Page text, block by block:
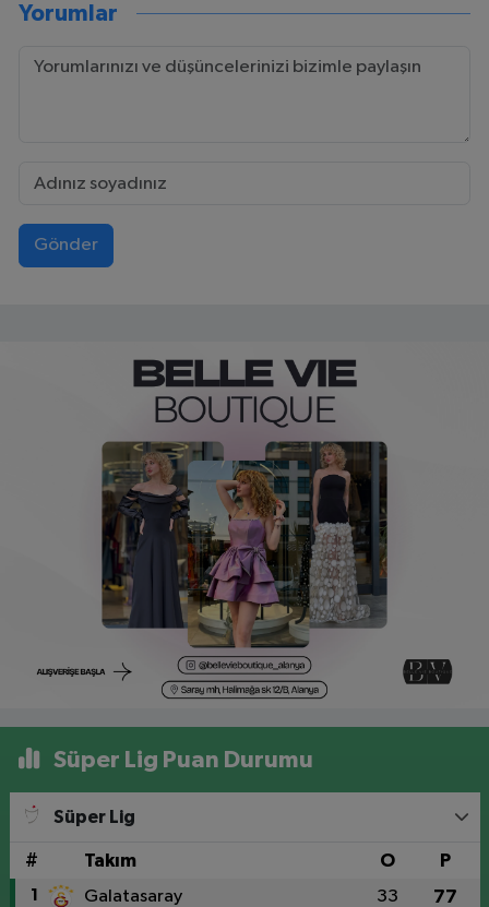
Yorumlar
Gönder
Süper Lig Puan Durumu
Süper Lig
# Takım O P
1 Galatasaray 33 77